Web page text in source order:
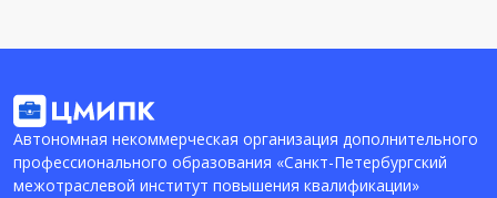
Автономная некоммерческая организация дополнительного
профессионального образования «Санкт-Петербургский
межотраслевой институт повышения квалификации»